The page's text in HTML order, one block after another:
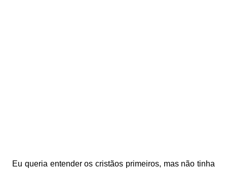
Eu queria entender os cristãos primeiros, mas não tinha